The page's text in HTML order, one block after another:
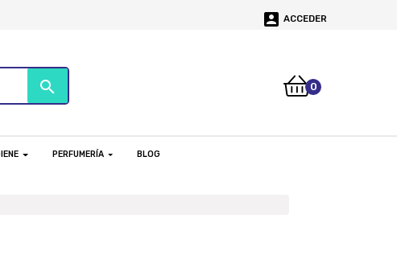
 ACCEDER
search 0
PERFUMERÍA BLOG